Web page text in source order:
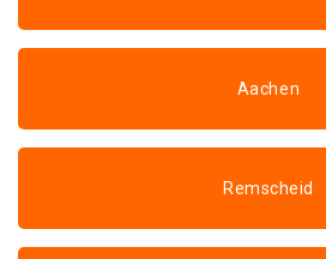
Aachen
Remscheid